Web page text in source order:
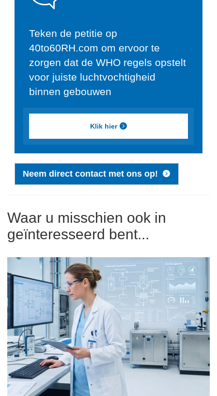
Teken de petitie op
40to60RH.com om ervoor te
zorgen dat de WHO regels opstelt
voor juiste luchtvochtigheid
binnen gebouwen
Klik hier
Neem direct contact met ons op!
Waar u misschien ook in
geïnteresseerd bent...